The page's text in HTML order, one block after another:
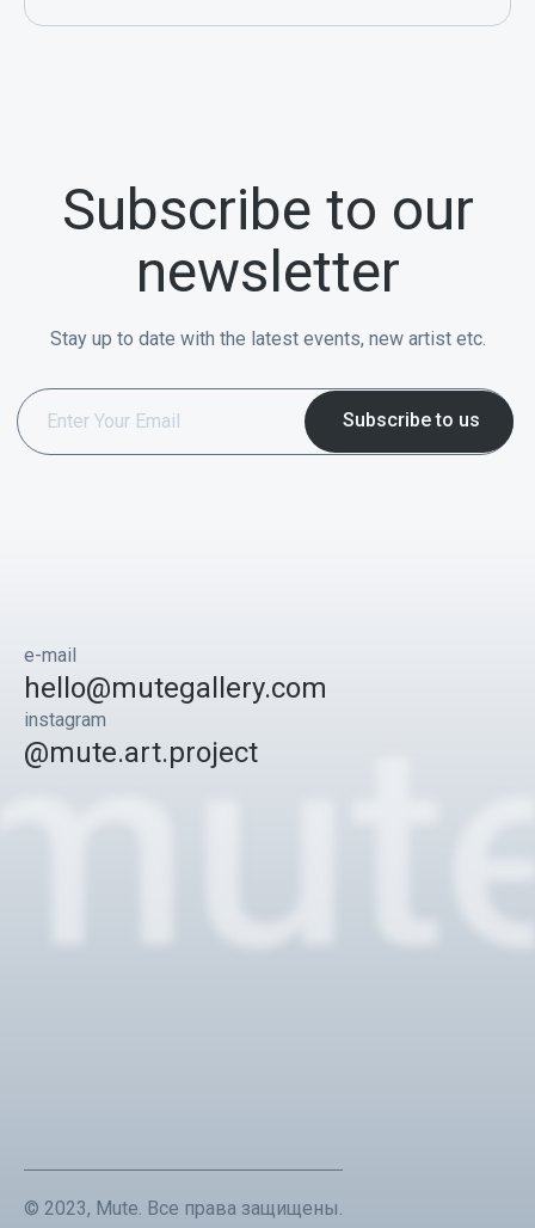
Subscribe to our
newsletter
Stay up to date with the latest events, new artist etc.
e-mail
hello@mutegallery.com
instagram
@mute.art.project
© 2023, Mute. Все права защищены.